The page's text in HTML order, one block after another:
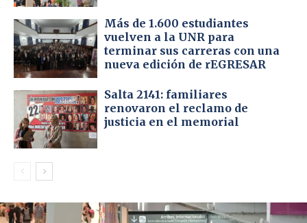
Más de 1.600 estudiantes
vuelven a la UNR para
terminar sus carreras con una
nueva edición de rEGRESAR
Salta 2141: familiares
renovaron el reclamo de
justicia en el memorial